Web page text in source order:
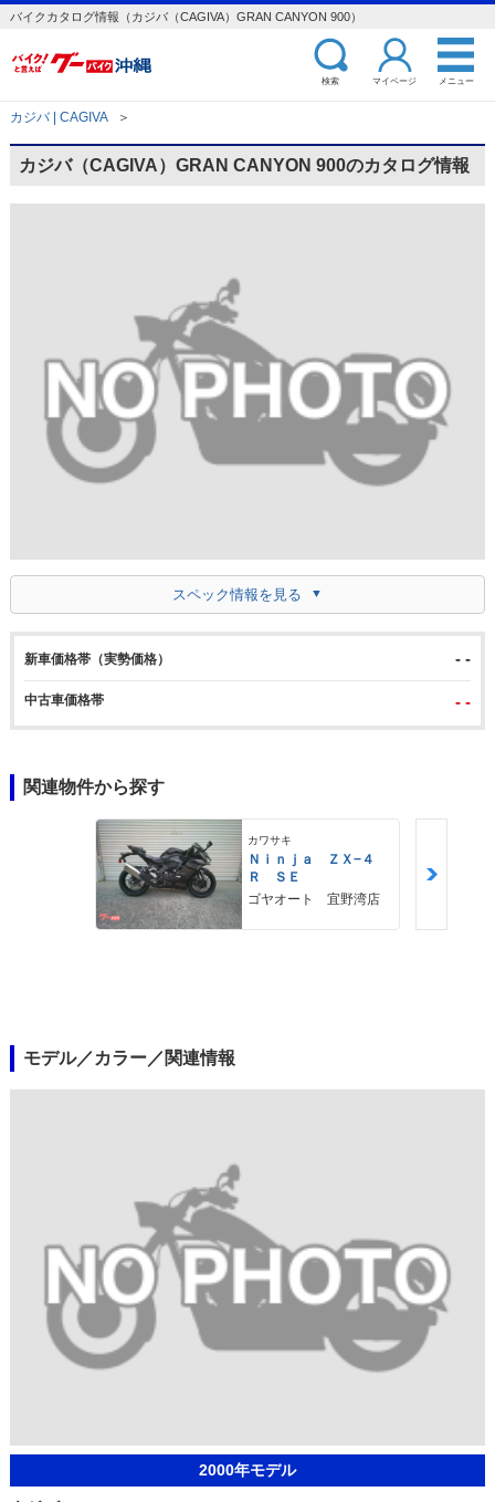
バイクカタログ情報（カジバ（CAGIVA）GRAN CANYON 900）
検索 マイページ メニュー
カジバ | CAGIVA ＞
カジバ（CAGIVA）GRAN CANYON 900のカタログ情報
スペック情報を見る
新車価格帯（実勢価格） - -
中古車価格帯 - -
関連物件から探す
カワサキ
Ｎｉｎｊａ ＺＸ−４
Ｒ ＳＥ
ゴヤオート 宜野湾店
モデル／カラー／関連情報
2000年モデル